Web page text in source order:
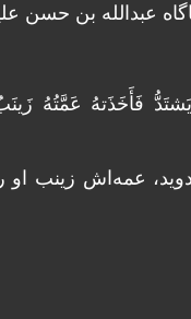
عبدالله بن حسن
فَأَخَذَتهُ عَمَّتُەُ
عمه‌اش زینب او